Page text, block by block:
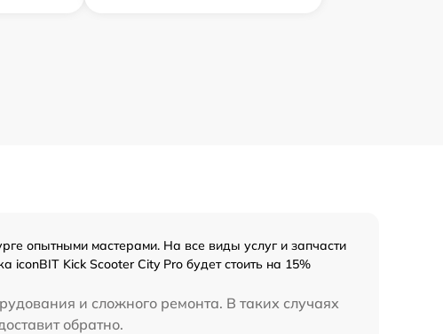
опытными мастерами. На все виды услуг и запчасти
Kick Scooter City Pro будет стоить на 15%
и сложного ремонта. В таких случаях
обратно.